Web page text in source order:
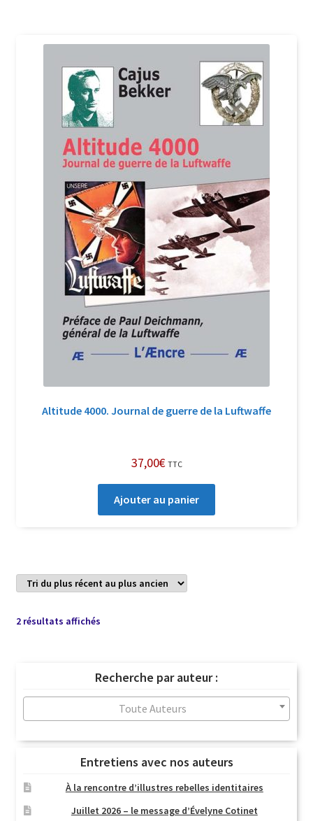
Altitude 4000. Journal de guerre de la Luftwaffe
37,00€ TTC
Ajouter au panier
2 résultats affichésTrié
au
plus
ancien
Recherche par auteur :
Toute Auteurs
Entretiens avec nos auteurs
À la rencontre d’illustres rebelles identitaires
Juillet 2026 – le message d’Évelyne Cotinet